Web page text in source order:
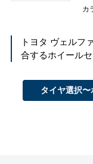
カ
トヨタ ヴェルフ
合するホイール
タイヤ選択